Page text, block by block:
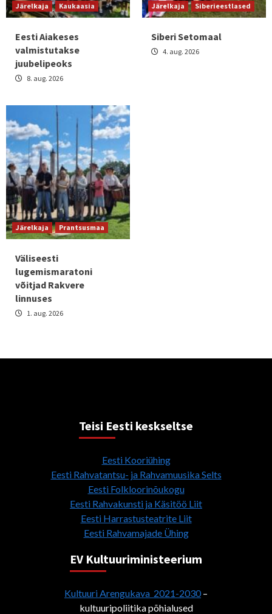
Järelkaja Kaukaasia
Eesti Aiakeses
valmistutakse
juubelipeoks
8. aug. 2026
Järelkaja Siberieestlased
Siberi Setomaal
4. aug. 2026
Järelkaja Prantsusmaa
Väliseesti
lugemismaratoni
võitjad Rakvere
linnuses
1. aug. 2026
Teisi Eesti keskseltse
Eesti Kooriühing
Eesti Rahvatantsu- ja Rahvamuusika Selts
Eesti Folkloorinõukogu
Eesti Rahvakunsti ja Käsitöö Liit
Eesti Harrastusteatrite Liit
Eesti Rahvamajade Ühing
EV Kultuuriministeerium
Kultuuri Arengukava 2021-2030–
kultuuripoliitika põhialused